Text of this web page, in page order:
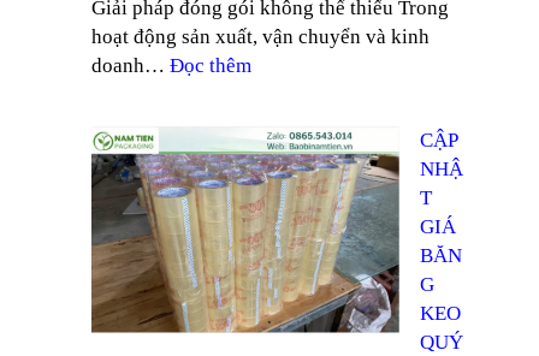
BÌNH
DƯƠNG
SẢN
XUẤT
BĂNG
KEO
NAM
TIẾN
Giải pháp đóng gói không thể thiếu Trong
hoạt động sản xuất, vận chuyển và kinh
doanh… Đọc thêm
BĂNG
KEO
TRONG
GIÁ
TỐT
TẠI
THỦ
CẬP
NHẬ
T
GIÁ
BĂN
G
KEO
QUÝ